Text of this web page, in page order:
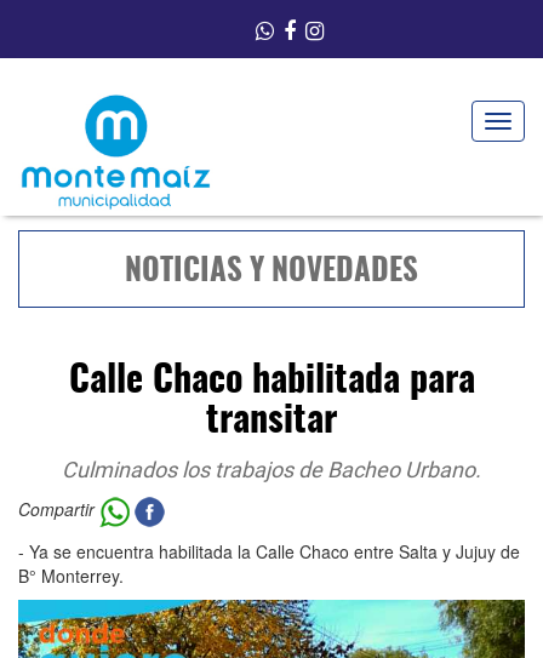
Toggle
NOTICIAS Y NOVEDADES
Calle Chaco habilitada para
transitar
Culminados los trabajos de Bacheo Urbano.
Compartir
- Ya se encuentra habilitada la Calle Chaco entre Salta y Jujuy de
B° Monterrey.